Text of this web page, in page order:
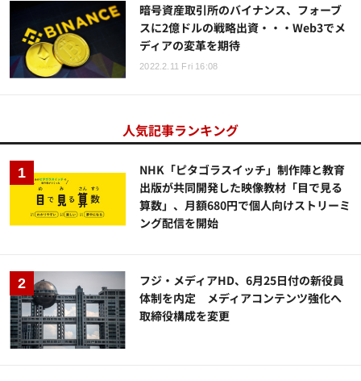
暗号資産取引所のバイナンス、フォーブ
スに2億ドルの戦略出資・・・Web3でメ
ディアの変革を期待
2022.2.11 Fri 16:08
人気記事ランキング
NHK「ピタゴラスイッチ」制作陣と教育
出版が共同開発した映像教材「目で見る
算数」、月額680円で個人向けストリーミ
ング配信を開始
フジ・メディアHD、6月25日付の新役員
体制を内定 メディアコンテンツ強化へ
取締役構成を変更